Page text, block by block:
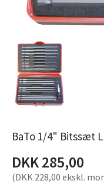
BaTo 1/4" Bitssæt
DKK 285,00
(DKK 228,00 ekskl.